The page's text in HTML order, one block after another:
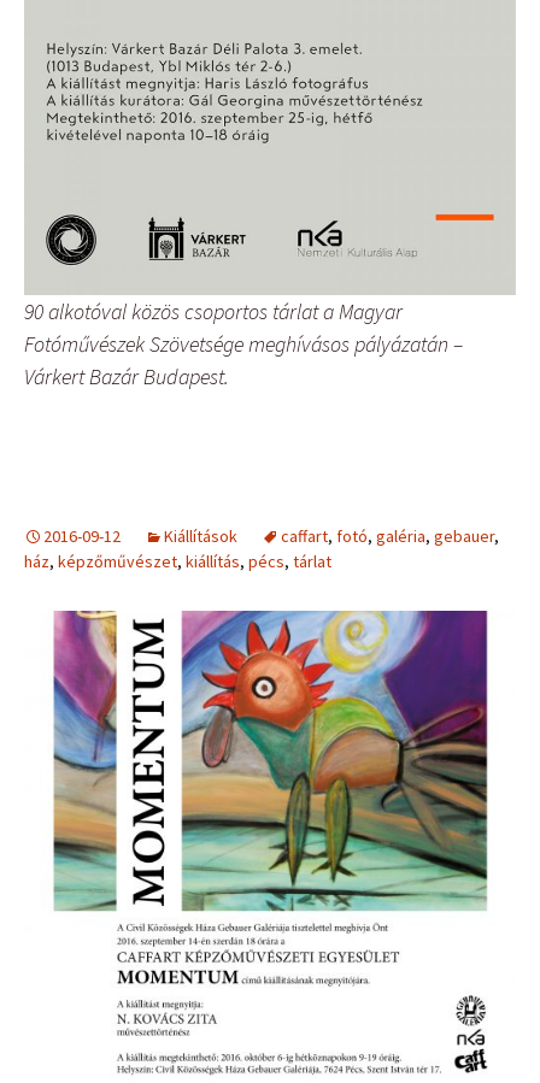
90 alkotóval közös csoportos tárlat a Magyar
Fotóművészek Szövetsége meghívásos pályázatán –
Várkert Bazár Budapest.
2016-09-12 Kiállítások caffart, fotó, galéria, gebauer,
ház, képzőművészet, kiállítás, pécs, tárlat